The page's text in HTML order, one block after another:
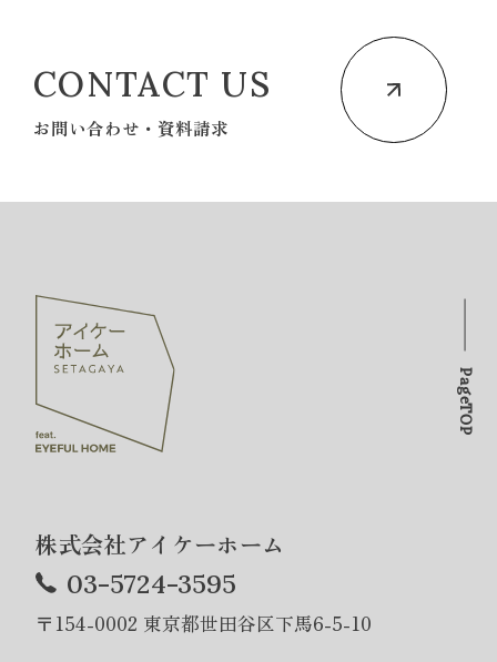
CONTACT US
お問い合わせ・資料請求
株式会社アイケーホーム
03-5724-3595
〒154-0002 東京都世田谷区下馬6-5-10
PageTOP